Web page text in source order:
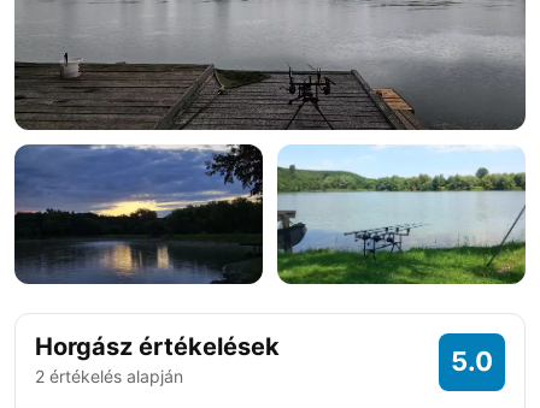
Horgász értékelések
2 értékelés alapján 5.0